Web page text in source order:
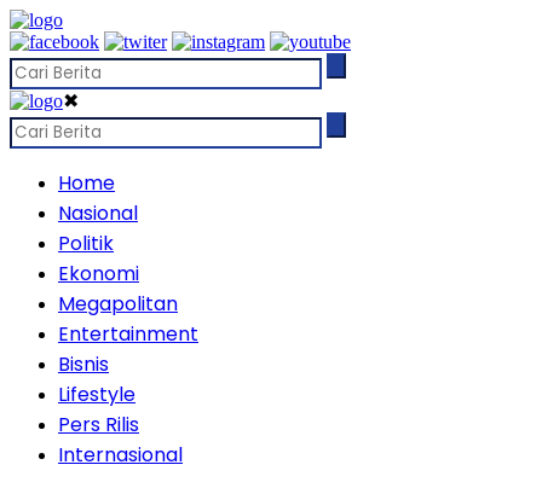
✖
Home
Nasional
Politik
Ekonomi
Megapolitan
Entertainment
Bisnis
Lifestyle
Pers Rilis
Internasional